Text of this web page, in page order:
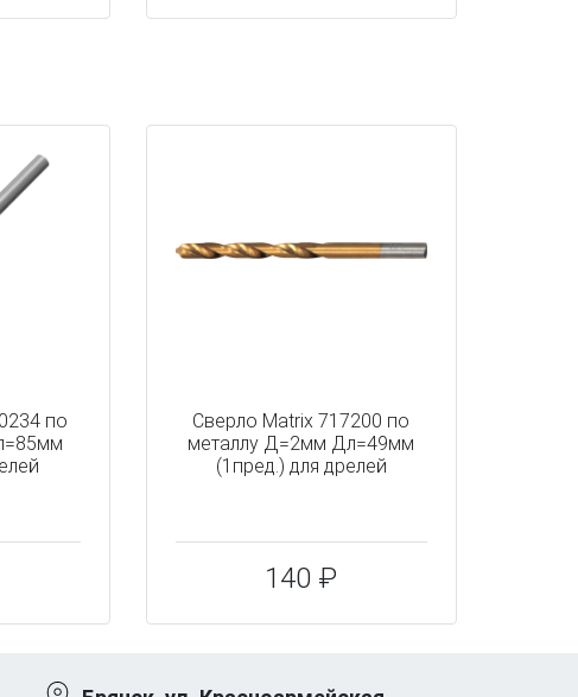
по
Сверло Matrix 717200 по
металлу Д=2мм Дл=49мм
(1пред.) для дрелей
140 ₽